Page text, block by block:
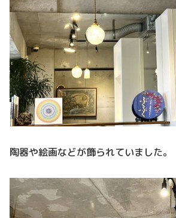
陶器や絵画などが飾られていました。